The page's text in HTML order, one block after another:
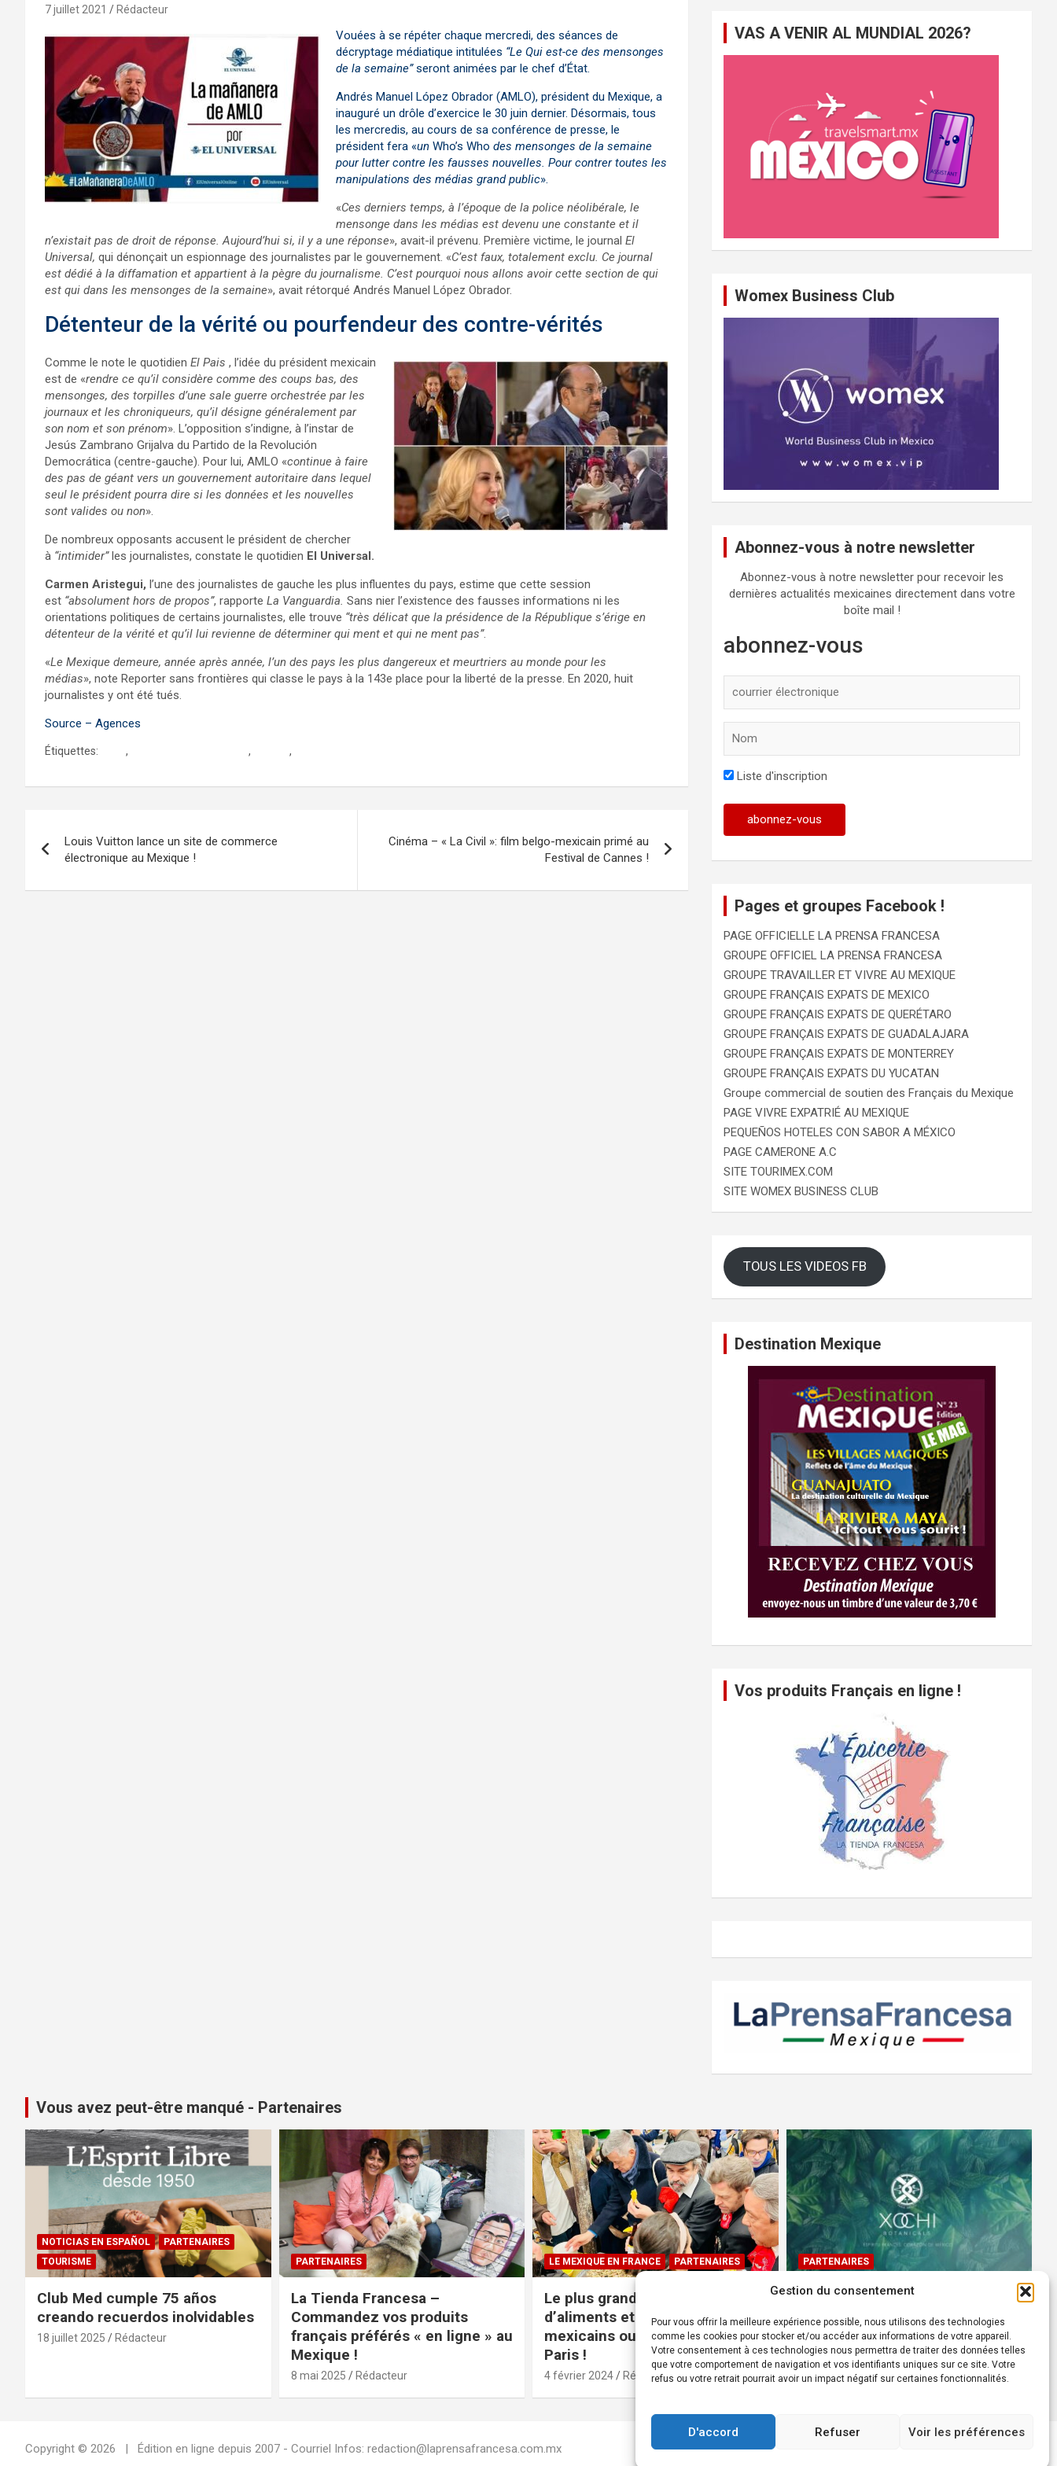
Gestion du consentement
Pour vous offrir la meilleure expérience possible, nous utilisons des technologies
comme les cookies pour stocker et/ou accéder aux informations de votre appareil.
Votre consentement à ces technologies nous permettra de traiter des données telles
que votre comportement de navigation et vos identifiants uniques sur ce site. Votre
refus ou votre retrait pourrait avoir un impact négatif sur certaines fonctionnalités.
D'accord Refuser Voir les préférences
7 juillet 2021 Rédacteur
Vouées à se répéter chaque mercredi, des séances de
décryptage médiatique intitulées “Le Qui est-ce des mensonges
de la semaine”seront animées par le chef d’État.
Andrés Manuel López Obrador (AMLO), président du Mexique, a
inauguré un drôle d’exercice le 30 juin dernier. Désormais, tous
les mercredis, au cours de sa conférence de presse, le
président fera «un Who’s Who des mensonges de la semaine
pour lutter contre les fausses nouvelles. Pour contrer toutes les
manipulations des médias grand public».
«Ces derniers temps, à l’époque de la police néolibérale, le
mensonge dans les médias est devenu une constante et il
n’existait pas de droit de réponse. Aujourd’hui si, il y a une réponse», avait-il prévenu. Première victime, le journal El
Universal, qui dénonçait un espionnage des journalistes par le gouvernement. «C’est faux, totalement exclu. Ce journal
est dédié à la diffamation et appartient à la pègre du journalisme. C’est pourquoi nous allons avoir cette section de qui
est qui dans les mensonges de la semaine», avait rétorqué Andrés Manuel López Obrador.
Détenteur de la vérité ou pourfendeur des contre-vérités
Comme le note le quotidien El Pais , l’idée du président mexicain
est de «rendre ce qu’il considère comme des coups bas, des
mensonges, des torpilles d’une sale guerre orchestrée par les
journaux et les chroniqueurs, qu’il désigne généralement par
son nom et son prénom». L’opposition s’indigne, à l’instar de
Jesús Zambrano Grijalva du Partido de la Revolución
Democrática (centre-gauche). Pour lui, AMLO «continue à faire
des pas de géant vers un gouvernement autoritaire dans lequel
seul le président pourra dire si les données et les nouvelles
sont valides ou non».
De nombreux opposants accusent le président de chercher
à “intimider”les journalistes, constate le quotidien El Universal.
Carmen Aristegui, l’une des journalistes de gauche les plus influentes du pays, estime que cette session
est “absolument hors de propos”, rapporte La Vanguardia. Sans nier l’existence des fausses informations ni les
orientations politiques de certains journalistes, elle trouve “très délicat que la présidence de la République s’érige en
détenteur de la vérité et qu’il lui revienne de déterminer qui ment et qui ne ment pas”.
«Le Mexique demeure, année après année, l’un des pays les plus dangereux et meurtriers au monde pour les
médias», note Reporter sans frontières qui classe le pays à la 143e place pour la liberté de la presse. En 2020, huit
journalistes y ont été tués.
Source – Agences
Étiquettes: , , ,
de
l’article
Louis Vuitton lance un site de commerce
électronique au Mexique !
Cinéma – « La Civil »: film belgo-mexicain primé au
Festival de Cannes !
c
VAS A VENIR AL MUNDIAL 2026?
Womex Business Club
Abonnez-vous à notre newsletter
Abonnez-vous à notre newsletter pour recevoir les
dernières actualités mexicaines directement dans votre
boîte mail !
abonnez-vous
Liste d'inscription
Pages et groupes Facebook !
PAGE OFFICIELLE LA PRENSA FRANCESA
GROUPE OFFICIEL LA PRENSA FRANCESA
GROUPE TRAVAILLER ET VIVRE AU MEXIQUE
GROUPE FRANÇAIS EXPATS DE MEXICO
GROUPE FRANÇAIS EXPATS DE QUERÉTARO
GROUPE FRANÇAIS EXPATS DE GUADALAJARA
GROUPE FRANÇAIS EXPATS DE MONTERREY
GROUPE FRANÇAIS EXPATS DU YUCATAN
Groupe commercial de soutien des Français du Mexique
PAGE VIVRE EXPATRIÉ AU MEXIQUE
PEQUEÑOS HOTELES CON SABOR A MÉXICO
PAGE CAMERONE A.C
SITE TOURIMEX.COM
SITE WOMEX BUSINESS CLUB
TOUS LES VIDEOS FB
Destination Mexique
Vos produits Français en ligne !
Vous avez peut-être manqué - Partenaires
NOTICIAS EN ESPAÑOL
PARTENAIRES
TOURISME
Club Med cumple 75 años
creando recuerdos inolvidables
18 juillet 2025 Rédacteur
PARTENAIRES
La Tienda Francesa –
Commandez vos produits
français préférés « en ligne » au
Mexique !
8 mai 2025 Rédacteur
LE MEXIQUE EN FRANCE PARTENAIRES
Le plus grand magasin
d’aliments et produits
mexicains ouvre ses portes à
Paris !
4 février 2024 Rédacteur
PARTENAIRES
Devenez Ambassadeur XOCHI
BOTANICALS – « El espíritu
francés con corazón de
México! »
24 août 2022 Rédacteur
Copyright © 2026 Édition en ligne depuis 2007 - Courriel Infos: redaction@laprensafrancesa.com.mx